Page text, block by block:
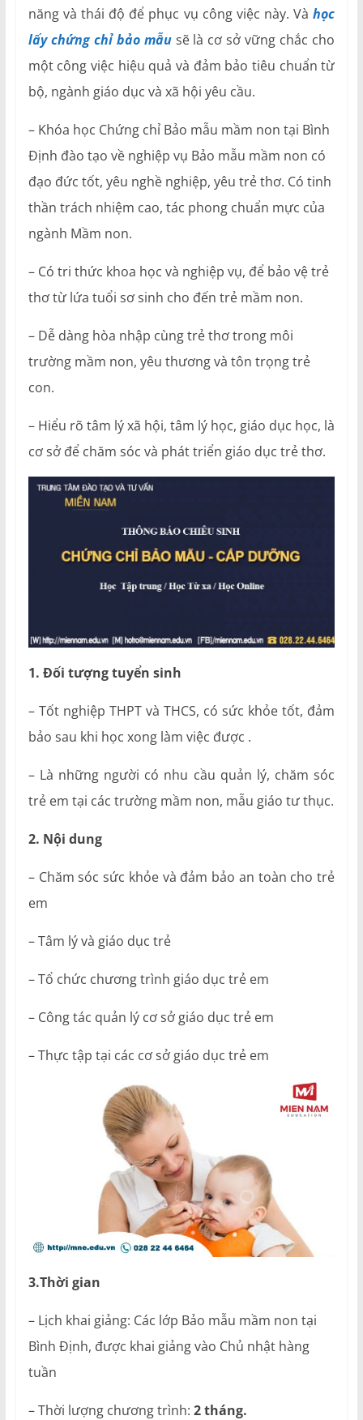
năng và thái độ để phục vụ công việc này. Vàhọc
lấy chứng chỉ bảo mẫusẽ là cơ sở vững chắc cho
một công việc hiệu quả và đảm bảo tiêu chuẩn từ
bộ, ngành giáo dục và xã hội yêu cầu.
– Khóa học Chứng chỉ Bảo mẫu mầm non tại Bình
Định đào tạo về nghiệp vụ Bảo mẫu mầm non có
đạo đức tốt, yêu nghề nghiệp, yêu trẻ thơ. Có tinh
thần trách nhiệm cao, tác phong chuẩn mực của
ngành Mầm non.
– Có tri thức khoa học và nghiệp vụ, để bảo vệ trẻ
thơ từ lứa tuổi sơ sinh cho đến trẻ mầm non.
– Dễ dàng hòa nhập cùng trẻ thơ trong môi
trường mầm non, yêu thương và tôn trọng trẻ
con.
– Hiểu rõ tâm lý xã hội, tâm lý học, giáo dục học, là
cơ sở để chăm sóc và phát triển giáo dục trẻ thơ.
1. Đối tượng tuyển sinh
– Tốt nghiệp THPT và THCS, có sức khỏe tốt, đảm
bảo sau khi học xong làm việc được .
– Là những người có nhu cầu quản lý, chăm sóc
trẻ em tại các trường mầm non, mẫu giáo tư thục.
2. Nội dung
– Chăm sóc sức khỏe và đảm bảo an toàn cho trẻ
em
– Tâm lý và giáo dục trẻ
– Tổ chức chương trình giáo dục trẻ em
– Công tác quản lý cơ sở giáo dục trẻ em
– Thực tập tại các cơ sở giáo dục trẻ em
3.Thời gian
– Lịch khai giảng: Các lớp Bảo mẫu mầm non tại
Bình Định, được khai giảng vào Chủ nhật hàng
tuần
– Thời lượng chương trình: 2 tháng.